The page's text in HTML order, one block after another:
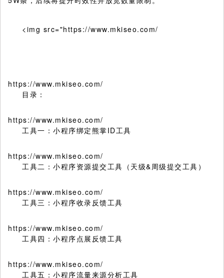
<img src="https://www.mkiseo.com/
https://www.mkiseo.com/
目录：
https://www.mkiseo.com/
工具一：小程序绑定熊掌ID工具
https://www.mkiseo.com/
工具二：小程序资源提交工具（天级&周级提交工具）
https://www.mkiseo.com/
工具三：小程序收录反馈工具
https://www.mkiseo.com/
工具四：小程序点展反馈工具
https://www.mkiseo.com/
工具五：小程序流量来源分析工具